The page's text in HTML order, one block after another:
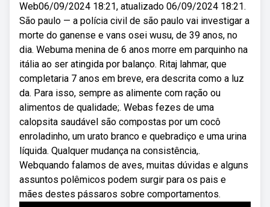
Web06/09/2024 18:21, atualizado 06/09/2024 18:21.
São paulo — a polícia civil de são paulo vai investigar a
morte do ganense e vans osei wusu, de 39 anos, no
dia. Webuma menina de 6 anos morre em parquinho na
itália ao ser atingida por balanço. Ritaj lahmar, que
completaria 7 anos em breve, era descrita como a luz
da. Para isso, sempre as alimente com ração ou
alimentos de qualidade;. Webas fezes de uma
calopsita saudável são compostas por um cocô
enroladinho, um urato branco e quebradiço e uma urina
líquida. Qualquer mudança na consistência,.
Webquando falamos de aves, muitas dúvidas e alguns
assuntos polêmicos podem surgir para os pais e
mães destes pássaros sobre comportamentos.